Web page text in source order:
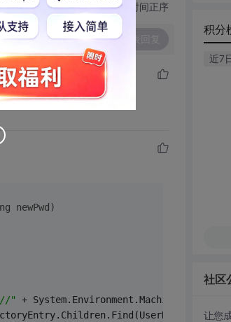
切换为时间正序
发表回复
newPwd)
" + System.Environment.MachineName);
积分
近7
社区
让您